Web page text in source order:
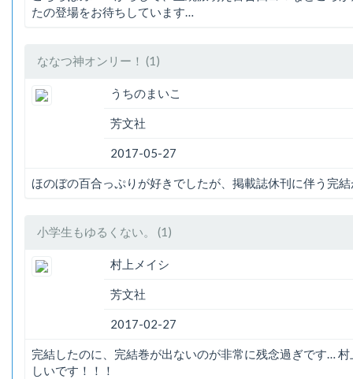
たの登場をお待ちしています…
ななつ神オンリー！ (1)
うちのまいこ
芳文社
2017-05-27
ほのぼの百合っぷりが好きでしたが、掲載誌休刊に伴う完
小学生もゆるくない。 (1)
村上メイシ
芳文社
2017-02-27
完結したのに、完結巻が出ないのが非常に残念過ぎです…
しいです！！！